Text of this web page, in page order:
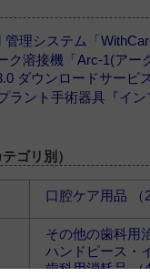
理システム「
ク溶接機「Arc-1(アー
ダウンロードサービ
ラント手術器具『イ
ゴリ別）
口腔ケア用品 （2
その他の歯科用
ハンドピース・
歯科用消耗品 （